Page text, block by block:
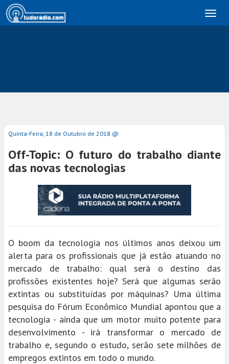
Quinta-Feira, 18 de Outubro de 2018 @
Off-Topic: O futuro do trabalho diante
das novas tecnologias
O boom da tecnologia nos últimos anos deixou um
alerta para os profissionais que já estão atuando no
mercado de trabalho: qual será o destino das
profissões existentes hoje? Será que algumas serão
extintas ou substituídas por máquinas? Uma última
pesquisa do Fórum Econômico Mundial apontou que a
tecnologia - ainda que um motor muito potente para
desenvolvimento - irá transformar o mercado de
trabalho e, segundo o estudo, serão sete milhões de
empregos extintos em todo o mundo.